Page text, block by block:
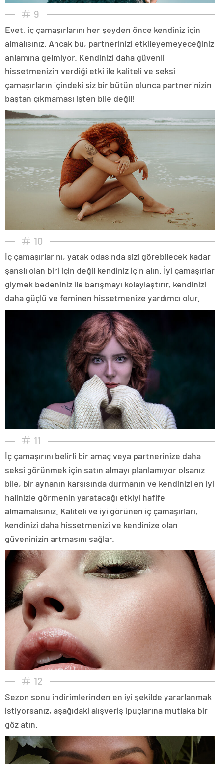
9
Evet, iç çamaşırlarını her şeyden önce kendiniz için
almalısınız. Ancak bu, partnerinizi etkileyemeyeceğiniz
anlamına gelmiyor. Kendinizi daha güvenli
hissetmenizin verdiği etki ile kaliteli ve seksi
çamaşırların içindeki siz bir bütün olunca partnerinizin
baştan çıkmaması işten bile değil!
10
İç çamaşırlarını, yatak odasında sizi görebilecek kadar
şanslı olan biri için değil kendiniz için alın. İyi çamaşırlar
giymek bedeniniz ile barışmayı kolaylaştırır, kendinizi
daha güçlü ve feminen hissetmenize yardımcı olur.
11
İç çamaşırını belirli bir amaç veya partnerinize daha
seksi görünmek için satın almayı planlamıyor olsanız
bile, bir aynanın karşısında durmanın ve kendinizi en iyi
halinizle görmenin yaratacağı etkiyi hafife
almamalısınız. Kaliteli ve iyi görünen iç çamaşırları,
kendinizi daha hissetmenizi ve kendinize olan
güveninizin artmasını sağlar.
12
Sezon sonu indirimlerinden en iyi şekilde yararlanmak
istiyorsanız, aşağıdaki alışveriş ipuçlarına mutlaka bir
göz atın.